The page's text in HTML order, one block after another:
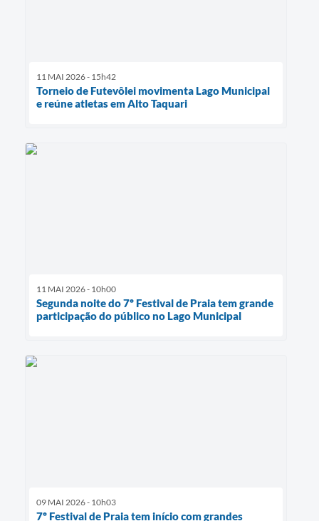
11 MAI 2026 - 15h42
Torneio de Futevôlei movimenta Lago Municipal
e reúne atletas em Alto Taquari
11 MAI 2026 - 10h00
Segunda noite do 7º Festival de Praia tem grande
participação do público no Lago Municipal
09 MAI 2026 - 10h03
7º Festival de Praia tem início com grandes